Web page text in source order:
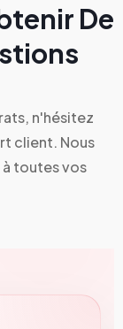
De
n'hésitez
client. Nous
toutes vos